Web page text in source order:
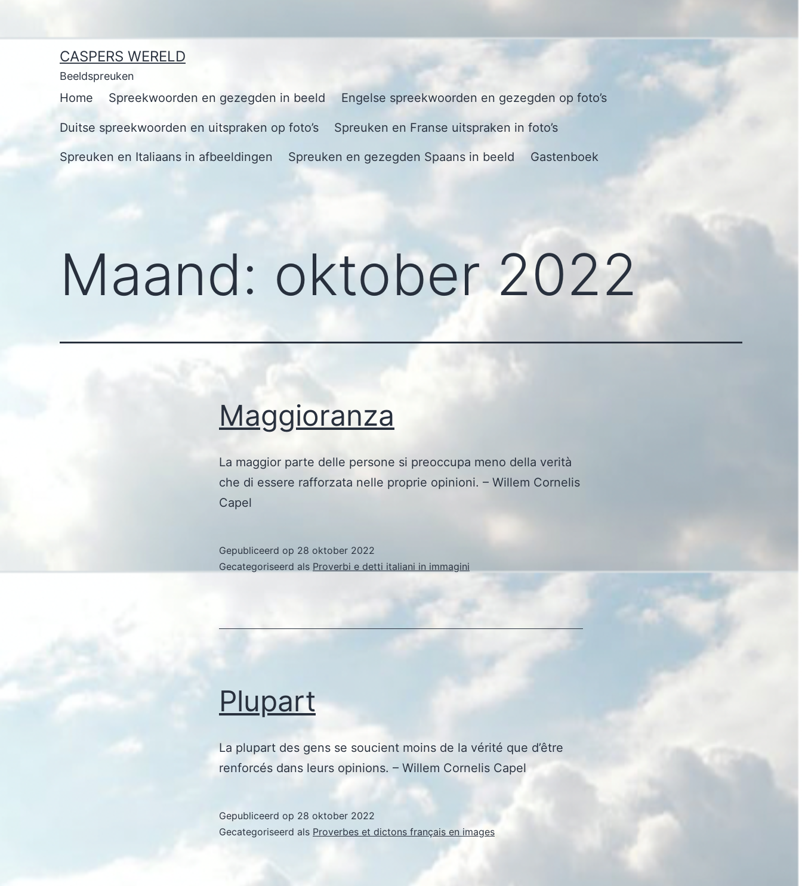
CASPERS WERELD
Beeldspreuken
Home Spreekwoorden en gezegden in beeld Engelse spreekwoorden en gezegden op foto’s
Duitse spreekwoorden en uitspraken op foto’s Spreuken en Franse uitspraken in foto’s
Spreuken en Italiaans in afbeeldingen Spreuken en gezegden Spaans in beeld Gastenboek
Maand: oktober 2022
Maggioranza
La maggior parte delle persone si preoccupa meno della verità
che di essere rafforzata nelle proprie opinioni. – Willem Cornelis
Capel
Gepubliceerd op 28 oktober 2022
Gecategoriseerd als Proverbi e detti italiani in immagini
Plupart
La plupart des gens se soucient moins de la vérité que d’être
renforcés dans leurs opinions. – Willem Cornelis Capel
Gepubliceerd op 28 oktober 2022
Gecategoriseerd als Proverbes et dictons français en images